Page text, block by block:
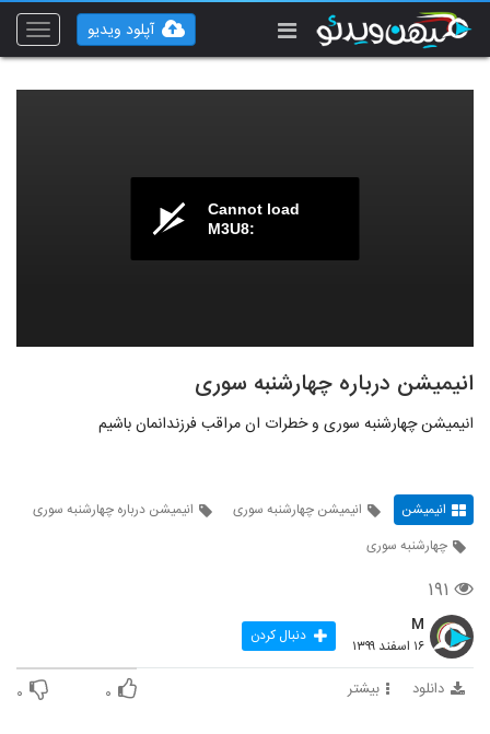
Toggle
آپلود ویدیو
Cannot load
M3U8:
انیمیشن درباره چهارشنبه سوری
انیمیشن چهارشنبه سوری و خطرات ان مراقب فرزندانمان باشیم
انیمیشن انیمیشن چهارشنبه سوری
انیمیشن درباره چهارشنبه سوری
چهارشنبه سوری
۱۹۱
M
۱۶ اسفند ۱۳۹۹ دنبال کردن
دانلود بیشتر ۰ ۰